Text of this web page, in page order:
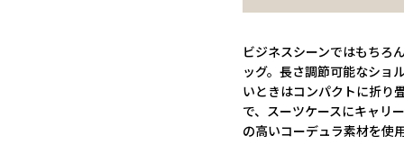
ビジネスシーンではもちろ
ッグ。長さ調節可能なショ
いときはコンパクトに折り
で、スーツケースにキャリ
の高いコーデュラ素材を使